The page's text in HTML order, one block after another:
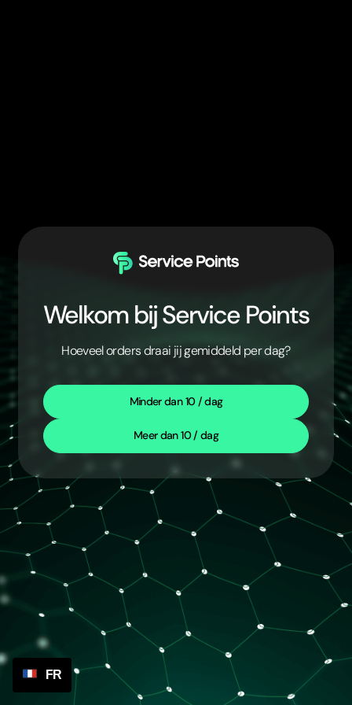
Welkom bij Service Points
Hoeveel orders draai jij gemiddeld per dag?
Minder dan 10 / dag
Meer dan 10 / dag
FR